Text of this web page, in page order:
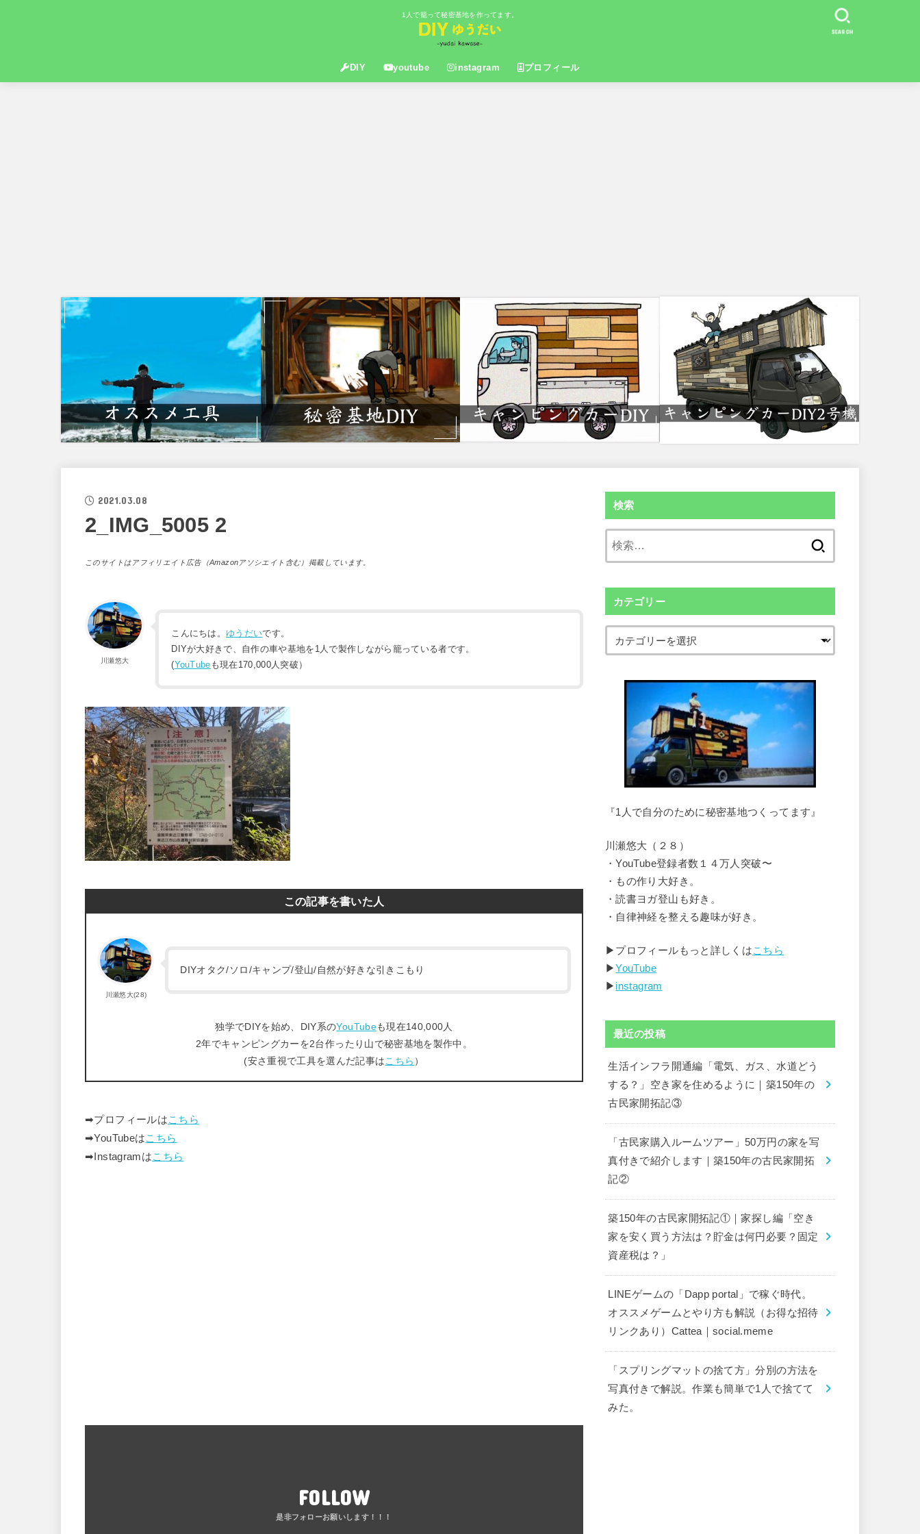
1人で籠って秘密基地を作ってます。
DIY youtube instagram プロフィール
SEARCH
2021.03.08
2_IMG_5005 2
このサイトはアフィリエイト広告（Amazonアソシエイト含む）掲載しています。
川瀬悠大
こんにちは。ゆうだいです。
DIYが大好きで、自作の車や基地を1人で製作しながら籠っている者です。
(YouTube も現在170,000人突破）
この記事を書いた人
川瀬悠大(28)
DIYオタク/ソロ/キャンプ/登山/自然が好きな引きこもり
独学でDIYを始め、DIY系のYouTubeも現在140,000人
2年でキャンピングカーを2台作ったり山で秘密基地を製作中。
(安さ重視で工具を選んだ記事はこちら ）
➡︎プロフィールはこちら
➡︎YouTubeはこちら
➡︎Instagramはこちら
FOLLOW
検索
カテゴリー
『1人で自分のために秘密基地つくってます』
川瀬悠大（２８）
・YouTube登録者数１４万人突破〜
・もの作り大好き。
・読書ヨガ登山も好き。
・自律神経を整える趣味が好き。
▶︎プロフィールもっと詳しくはこちら
▶︎YouTube
▶︎ instagram
最近の投稿
生活インフラ開通編「電気、ガス、水道どう
する？」空き家を住めるように｜築150年の
古民家開拓記③
「古民家購入ルームツアー」50万円の家を写
真付きで紹介します｜築150年の古民家開拓
記②
築150年の古民家開拓記①｜家探し編「空き
家を安く買う方法は？貯金は何円必要？固定
資産税は？」
LINEゲームの「Dapp portal」で稼ぐ時代。
オススメゲームとやり方も解説（お得な招待
リンクあり）Cattea｜social.meme
「スプリングマットの捨て方」分別の方法を
写真付きで解説。作業も簡単で1人で捨てて
みた。